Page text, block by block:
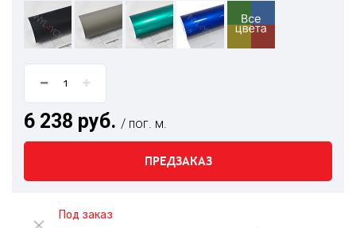
6 238 руб. / пог. м.
ПРЕДЗАКАЗ
Под заказ